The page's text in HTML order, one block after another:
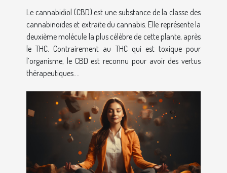
Le cannabidiol (CBD) est une substance de la classe des
cannabinoïdes et extraite du cannabis. Elle représente la
deuxième molécule la plus célèbre de cette plante, après
le THC. Contrairement au THC qui est toxique pour
l’organisme, le CBD est reconnu pour avoir des vertus
thérapeutiques....